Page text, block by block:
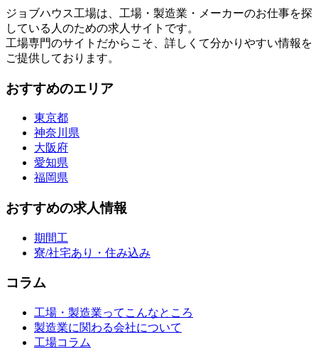
ジョブハウス工場は、工場・製造業・メーカーのお仕事を探
している人のための求人サイトです。
工場専門のサイトだからこそ、詳しくて分かりやすい情報を
ご提供しております。
おすすめのエリア
東京都
神奈川県
大阪府
愛知県
福岡県
おすすめの求人情報
期間工
寮/社宅あり・住み込み
コラム
工場・製造業ってこんなところ
製造業に関わる会社について
工場コラム